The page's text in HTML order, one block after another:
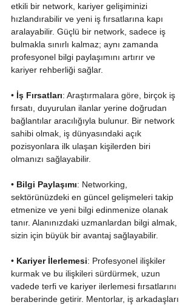
etkili bir network, kariyer gelişiminizi
hızlandırabilir ve yeni iş fırsatlarına kapı
aralayabilir. Güçlü bir network, sadece iş
bulmakla sınırlı kalmaz; aynı zamanda
profesyonel bilgi paylaşımını artırır ve
kariyer rehberliği sağlar.
• İş Fırsatları: Araştırmalara göre, birçok iş
fırsatı, duyurulan ilanlar yerine doğrudan
bağlantılar aracılığıyla bulunur. Bir network
sahibi olmak, iş dünyasındaki açık
pozisyonlara ilk ulaşan kişilerden biri
olmanızı sağlayabilir.
• Bilgi Paylaşımı: Networking,
sektörünüzdeki en güncel gelişmeleri takip
etmenize ve yeni bilgi edinmenize olanak
tanır. Alanınızdaki uzmanlardan bilgi almak,
sizin için büyük bir avantaj sağlayabilir.
• Kariyer İlerlemesi: Profesyonel ilişkiler
kurmak ve bu ilişkileri sürdürmek, uzun
vadede terfi ve kariyer ilerlemesi fırsatlarını
beraberinde getirir. Mentorlar, iş arkadaşları